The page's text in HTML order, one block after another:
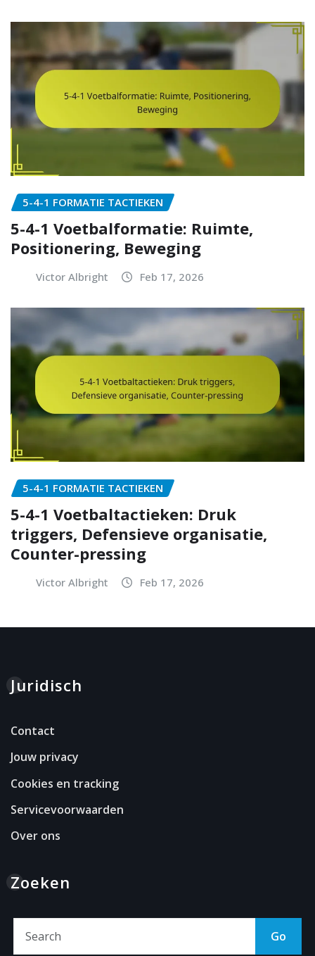
5-4-1 FORMATIE TACTIEKEN
5-4-1 Voetbalformatie: Ruimte,
Positionering, Beweging
Victor Albright Feb 17, 2026
5-4-1 FORMATIE TACTIEKEN
5-4-1 Voetbaltactieken: Druk
triggers, Defensieve organisatie,
Counter-pressing
Victor Albright Feb 17, 2026
Juridisch
Contact
Jouw privacy
Cookies en tracking
Servicevoorwaarden
Over ons
Zoeken
Go